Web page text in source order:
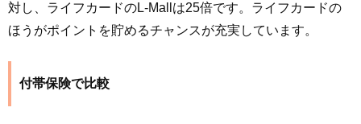
対し、ライフカードのL-Mallは25倍です。ライフカードの
ほうがポイントを貯めるチャンスが充実しています。
付帯保険で比較